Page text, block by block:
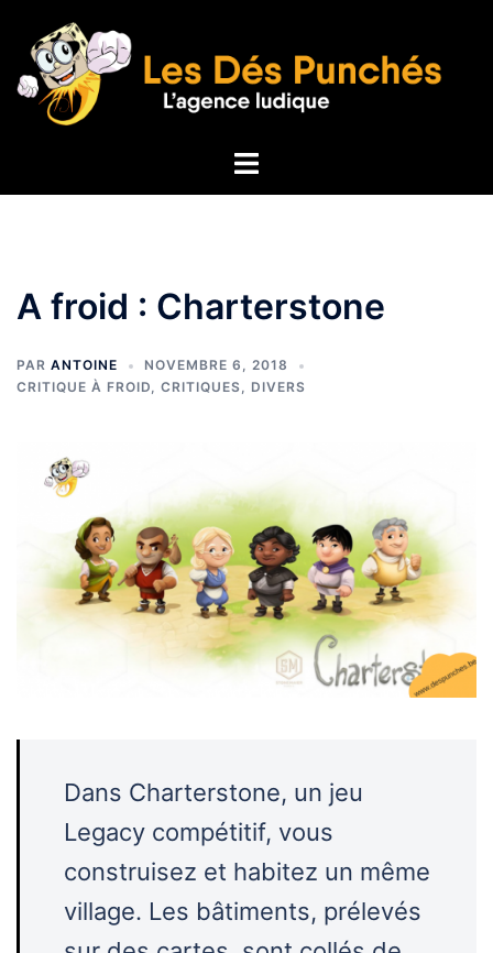
contenu
Ouvrir/fermer
A froid : Charterstone
PAR ANTOINE
NOVEMBRE 6, 2018
CRITIQUE À FROID
CRITIQUES DIVERS
Dans Charterstone, un jeu
Legacy compétitif, vous
construisez et habitez un même
village. Les bâtiments, prélevés